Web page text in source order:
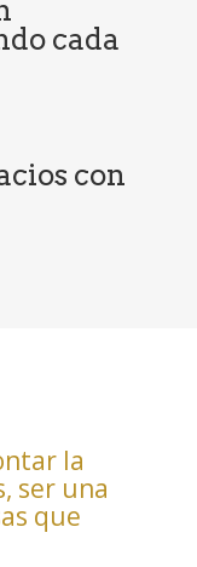
cada
con
la
ser una
que